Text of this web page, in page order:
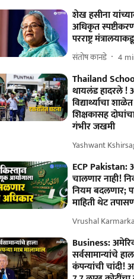
शेख हसीना
अधिकृत
परराष्ट्र
संतोष कानडे 4
Thailand
थायलंड हादरले !
विद्यार्थ्याचा
शिक्षकासह
गंभीर जखमी
Yashwant
ECP Pakistan:
चालणार नाही!
नियम बदलणार;
माहिती थेट
Vrushal
Business:
सर्वसामान्यांचे
कंपन्यांची चांदी!